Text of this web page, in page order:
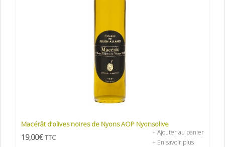
Macérât d’olives noires de Nyons AOP Nyonsolive
19,00€ TTC
+ Ajouter au panier
+ En savoir plus